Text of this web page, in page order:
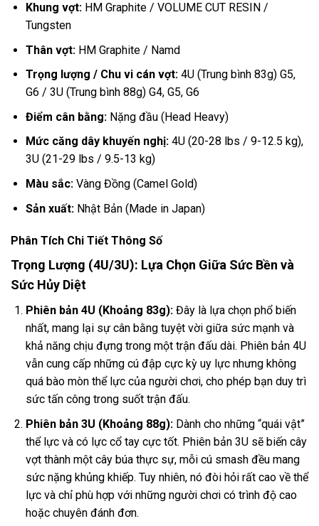
Khung vợt:HM Graphite / VOLUME CUT RESIN /
Tungsten
Thân vợt:HM Graphite / Namd
Trọng lượng / Chu vi cán vợt:4U (Trung bình 83g) G5,
G6 / 3U (Trung bình 88g) G4, G5, G6
Điểm cân bằng:Nặng đầu (Head Heavy)
Mức căng dây khuyến nghị:4U (20-28 lbs / 9-12.5 kg),
3U (21-29 lbs / 9.5-13 kg)
Màu sắc:Vàng Đồng (Camel Gold)
Sản xuất:Nhật Bản (Made in Japan)
Phân Tích Chi Tiết Thông Số
Trọng Lượng (4U/3U): Lựa Chọn Giữa Sức Bền và
Sức Hủy Diệt
Phiên bản 4U (Khoảng 83g):Đây là lựa chọn phổ biến
nhất, mang lại sự cân bằng tuyệt vời giữa sức mạnh và
khả năng chịu đựng trong một trận đấu dài. Phiên bản 4U
vẫn cung cấp những cú đập cực kỳ uy lực nhưng không
quá bào mòn thể lực của người chơi, cho phép bạn duy trì
sức tấn công trong suốt trận đấu.
Phiên bản 3U (Khoảng 88g):Dành cho những “quái vật”
thể lực và có lực cổ tay cực tốt. Phiên bản 3U sẽ biến cây
vợt thành một cây búa thực sự, mỗi cú smash đều mang
sức nặng khủng khiếp. Tuy nhiên, nó đòi hỏi rất cao về thể
lực và chỉ phù hợp với những người chơi có trình độ cao
hoặc chuyên đánh đơn.